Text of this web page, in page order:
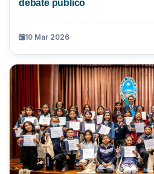
debate público
10 Mar 2026